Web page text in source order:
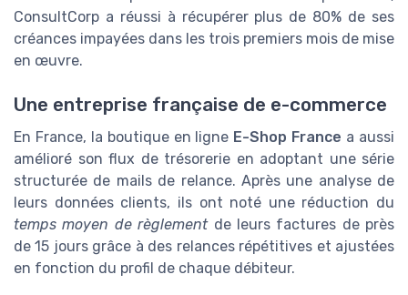
ConsultCorp a réussi à récupérer plus de 80% de ses
créances impayées dans les trois premiers mois de mise
en œuvre.
Une entreprise française de e-commerce
En France, la boutique en ligne E-Shop France a aussi
amélioré son flux de trésorerie en adoptant une série
structurée de mails de relance. Après une analyse de
leurs données clients, ils ont noté une réduction du
temps moyen de règlementde leurs factures de près
de 15 jours grâce à des relances répétitives et ajustées
en fonction du profil de chaque débiteur.